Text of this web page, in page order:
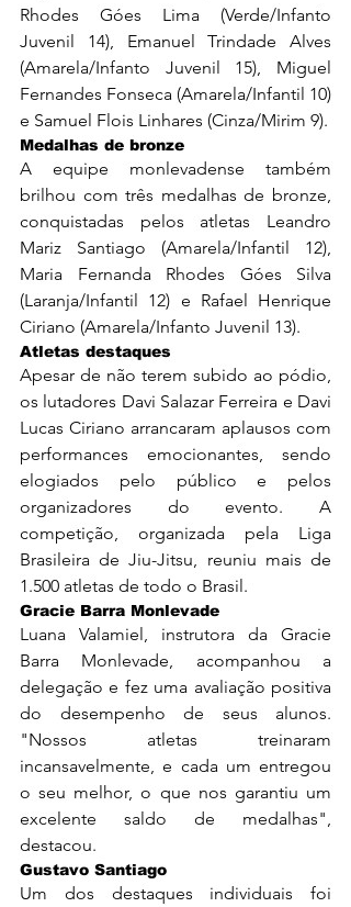
Rhodes Góes Lima (Verde/Infanto
Juvenil 14), Emanuel Trindade Alves
(Amarela/Infanto Juvenil 15), Miguel
Fernandes Fonseca (Amarela/Infantil 10)
e Samuel Flois Linhares (Cinza/Mirim 9).
Medalhas de bronze
A equipe monlevadense também
brilhou com três medalhas de bronze,
conquistadas pelos atletas Leandro
Mariz Santiago (Amarela/Infantil 12),
Maria Fernanda Rhodes Góes Silva
(Laranja/Infantil 12) e Rafael Henrique
Ciriano (Amarela/Infanto Juvenil 13).
Atletas destaques
Apesar de não terem subido ao pódio,
os lutadores Davi Salazar Ferreira e Davi
Lucas Ciriano arrancaram aplausos com
performances emocionantes, sendo
elogiados pelo público e pelos
organizadores do evento. A
competição, organizada pela Liga
Brasileira de Jiu-Jitsu, reuniu mais de
1.500 atletas de todo o Brasil.
Gracie Barra Monlevade
Luana Valamiel, instrutora da Gracie
Barra Monlevade, acompanhou a
delegação e fez uma avaliação positiva
do desempenho de seus alunos.
"Nossos atletas treinaram
incansavelmente, e cada um entregou
o seu melhor, o que nos garantiu um
excelente saldo de medalhas",
destacou.
Gustavo Santiago
Um dos destaques individuais foi